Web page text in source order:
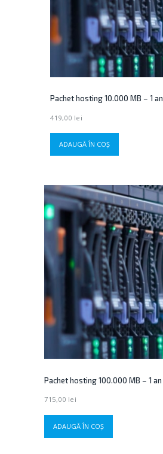
Pachet hosting 10.000 MB – 1 an
419,00 lei
ADAUGĂ ÎN COȘ
Pachet hosting 100.000 MB – 1 an
715,00 lei
ADAUGĂ ÎN COȘ